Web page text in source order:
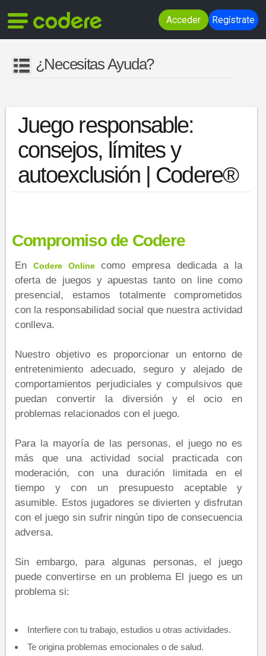
Acceder Regístrate
¿Necesitas Ayuda?
Juego responsable:
consejos, límites y
autoexclusión | Codere®
Compromiso de Codere
En C​odere Onlinecomo empresa dedicada a la
oferta de juegos y apuestas tanto on line como
presencial, estamos totalmente comprometidos
con la responsabilidad social que nuestra actividad
conlleva.
Nuestro objetivo es proporcionar un entorno de
entretenimiento adecuado, seguro y alejado de
comportamientos perjudiciales y compulsivos que
puedan convertir la diversión y el ocio en
problemas relacionados con el juego.
Para la mayoría de las personas, el juego no es
más que una actividad social practicada con
moderación, con una duración limitada en el
tiempo y con un presupuesto aceptable y
asumible. Estos jugadores se divierten y disfrutan
con el juego sin sufrir ningún tipo de consecuencia
adversa.
Sin embargo, para algunas personas, el juego
puede convertirse en un problema El juego es un
problema si:
Interfiere con tu trabajo, estudios u otras actividades.
Te origina problemas emocionales o de salud.